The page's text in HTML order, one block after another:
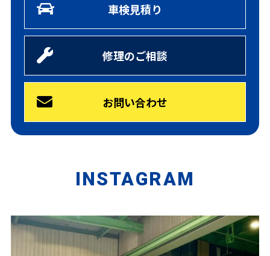
車検見積り
修理のご相談
お問い合わせ
INSTAGRAM